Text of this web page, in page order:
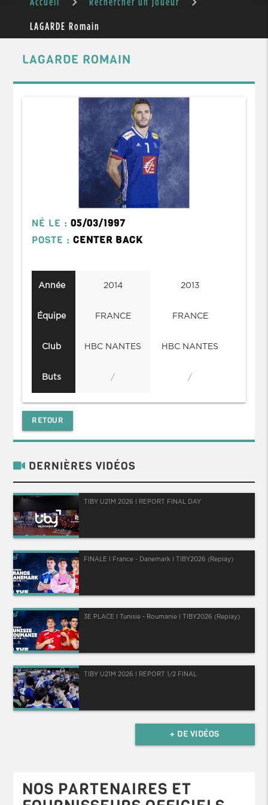
LAGARDE Romain
LAGARDE ROMAIN
NÉ LE :05/03/1997
POSTE :CENTER BACK
Année
Équipe
Club
Buts
2014
FRANCE
HBC NANTES
/
2013
FRANCE
HBC NANTES
/
RETOUR
DERNIÈRES VIDÉOS
TIBY U21M 2026 I REPORT FINAL DAY
FINALE I France - Danemark I TIBY2026 (Replay)
3E PLACE I Tunisie - Roumanie I TIBY2026 (Replay)
TIBY U21M 2026 I REPORT 1/2 FINAL
+ DE VIDÉOS
NOS PARTENAIRES ET